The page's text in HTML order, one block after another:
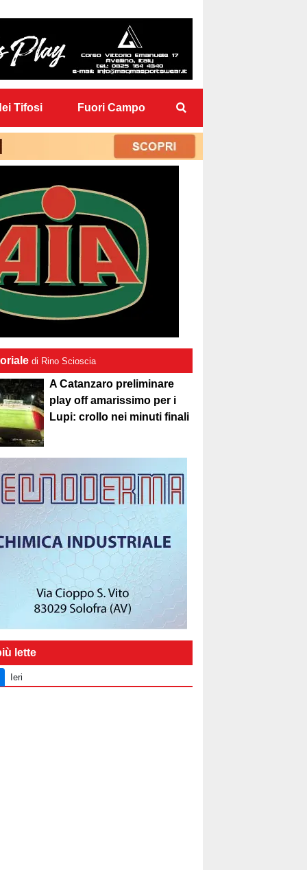
Tifosi Fuori Campo
di Rino Scioscia
A Catanzaro preliminare
play off amarissimo per i
Lupi: crollo nei minuti finali
lette
Ieri